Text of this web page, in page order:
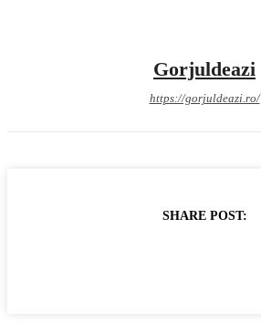
Gorjuldeazi
https://gorjuldeazi.ro/
SHARE POST: